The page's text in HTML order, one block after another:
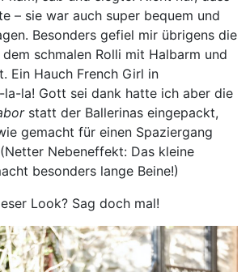
– sie war auch super bequem und
Besonders gefiel mir übrigens die
schmalen Rolli mit Halbarm und
Ein Hauch French Girl in
la-la! Gott sei dank hatte ich aber die
statt der Ballerinas eingepackt,
gemacht für einen Spaziergang
Nebeneffekt: Das kleine
besonders lange Beine!)
Look? Sag doch mal!